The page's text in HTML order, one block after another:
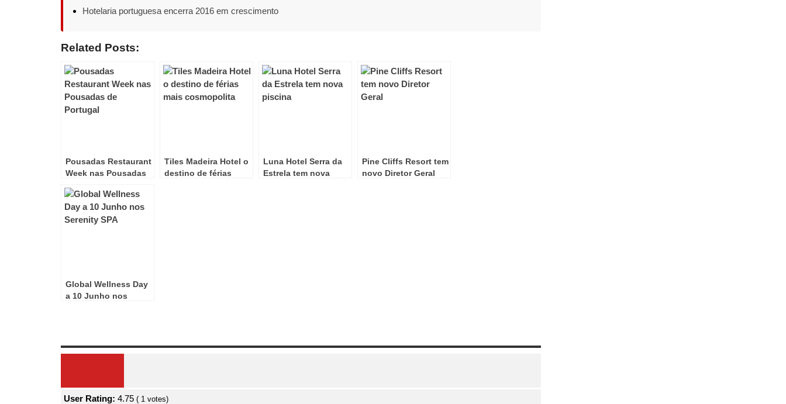
Hotelaria portuguesa encerra 2016 em crescimento
Related Posts:
Pousadas Restaurant
Week nas Pousadas
Tiles Madeira Hotel o
destino de férias
Luna Hotel Serra da
Estrela tem nova
Pine Cliffs Resort tem
novo Diretor Geral
Global Wellness Day
a 10 Junho nos
User Rating: 4.75 ( 1 votes)